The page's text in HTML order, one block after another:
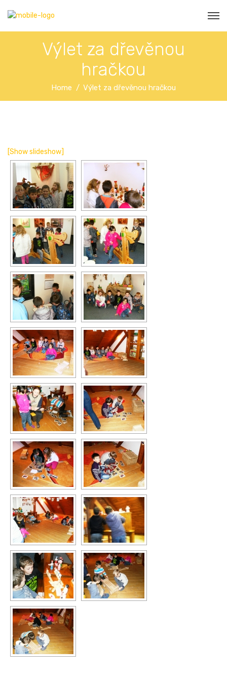
Výlet za dřevěnou
hračkou
Home Výlet za dřevěnou hračkou
[Show slideshow]